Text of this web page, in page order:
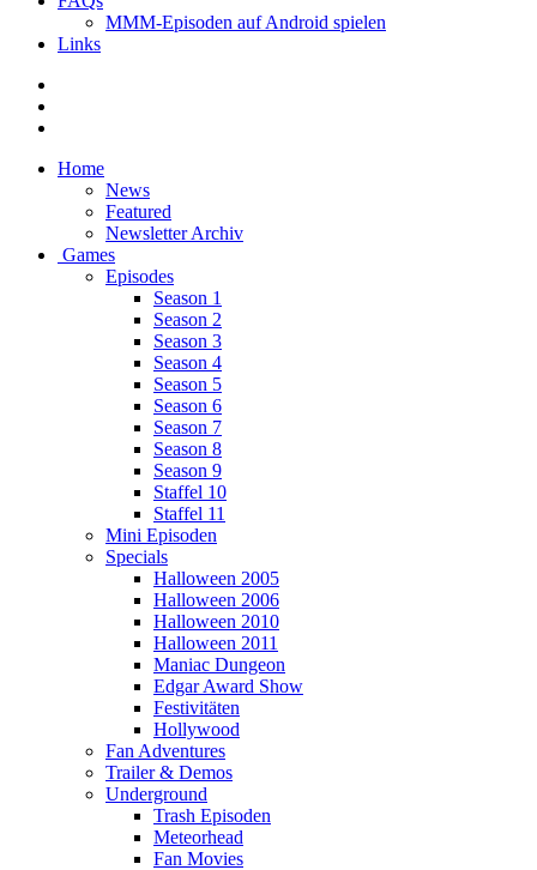
MMM-Episoden auf Android spielen
Links
Home
News
Featured
Newsletter Archiv
Games
Episodes
Season 1
Season 2
Season 3
Season 4
Season 5
Season 6
Season 7
Season 8
Season 9
Staffel 10
Staffel 11
Mini Episoden
Specials
Halloween 2005
Halloween 2006
Halloween 2010
Halloween 2011
Maniac Dungeon
Edgar Award Show
Festivitäten
Hollywood
Fan Adventures
Trailer & Demos
Underground
Trash Episoden
Meteorhead
Fan Movies